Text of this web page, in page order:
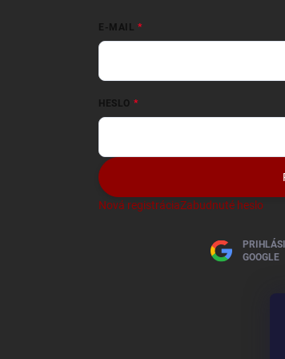
E-MAIL
HESLO
Nová registráciaZabudnuté heslo
GOOGLE